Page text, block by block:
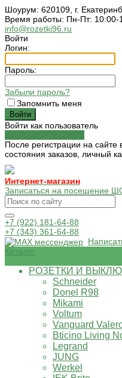
Шоурум: 620109, г.
Время работы: Пн-Пт: 10:00-
info@rozetki96.ru
Войти
Логин:
Пароль:
Забыли пароль?
Запомнить меня
Войти как пользователь
После регистрации на сайте
состояния заказов, личный
Интернет-магазин
Записаться на посещение
+7 (922) 181-64-88
+7 (343) 361-64-88
Каталог
РОЗЕТКИ И
Schneider
Donel R98
Mikami
Voltum
Vanguard
Bticino Living
Legrand
JUNG
Werkel